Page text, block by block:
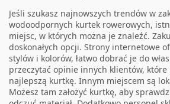
Jeśli szukasz najnowszych trendów w
wodoodpornych kurtek rowerowych,
miejsc, w których można je znaleźć.
doskonałych opcji. Strony internetowe
stylów i kolorów, łatwo dobrać je do
przeczytać opinie innych klientów, które
najlepszą kurtkę. Innym miejscem są
Możesz tam założyć kurtkę, aby